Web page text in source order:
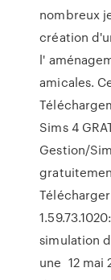
nombreux
création
l'
amicales.
Sims 4
Gestion/
simulation
une 12 mai